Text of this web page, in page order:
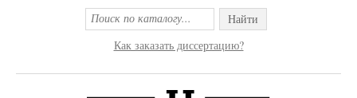
Найти
Как заказать диссертацию?